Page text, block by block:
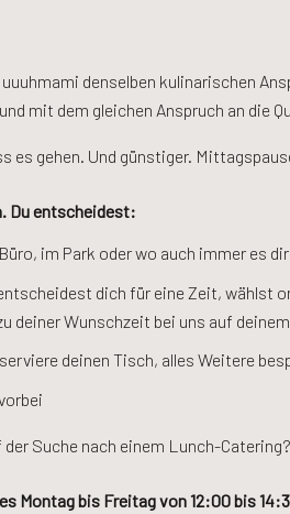
denselben kulinarischen
mit dem gleichen Anspruch an die
es gehen. Und günstiger.
Du entscheidest:
im Park oder wo auch immer es
dich für eine Zeit, wählst
deiner Wunschzeit bei uns auf deinem
deinen Tisch, alles Weitere
der Suche nach einem Lunch-
Montag bis Freitag von 12:00 bis